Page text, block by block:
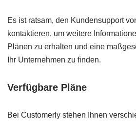
Es ist ratsam, den Kundensupport
kontaktieren, um weitere
Plänen zu erhalten und eine
Ihr Unternehmen zu finden.
Verfügbare Pläne
Bei Customerly stehen Ihnen